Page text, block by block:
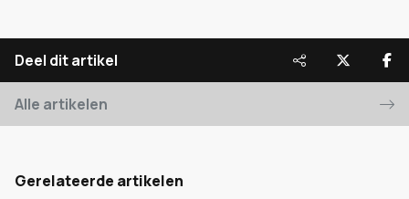
Deel dit artikel
Alle artikelen
Gerelateerde artikelen